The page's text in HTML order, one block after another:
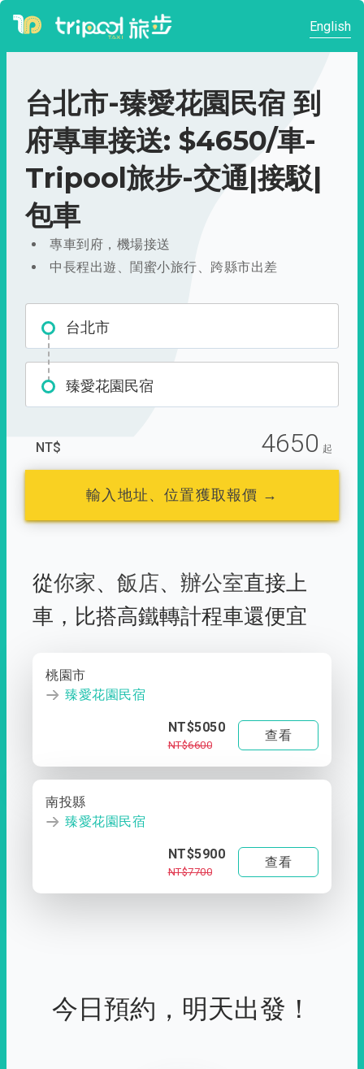
English
台北市-臻愛花園民宿 到
府專車接送: $4650/車-
Tripool旅步-交通|接駁|
包車
專車到府，機場接送
中長程出遊、閨蜜小旅行、跨縣市出差
台北市
臻愛花園民宿
NT$ 4650 起
輸入地址、位置獲取報價 →
從你家、 飯店、 辦公室直接上
車， 比搭高鐵轉計程車還便宜
桃園市
臻愛花園民宿
NT$5050
NT$6600
查看
南投縣
臻愛花園民宿
NT$5900
NT$7700
查看
今日預約，明天出發！